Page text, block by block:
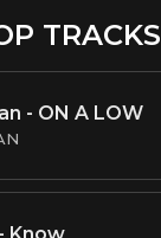
TRACKS
- ON A LOW